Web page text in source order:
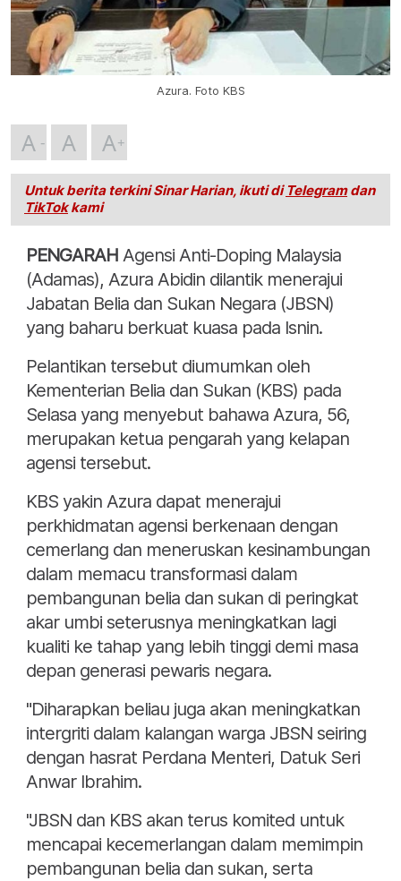
Azura. Foto KBS
A A A
Untuk berita terkini Sinar Harian, ikuti di Telegramdan
TikTokkami
PENGARAH Agensi Anti-Doping Malaysia
(Adamas), Azura Abidin dilantik menerajui
Jabatan Belia dan Sukan Negara (JBSN)
yang baharu berkuat kuasa pada Isnin.
Pelantikan tersebut diumumkan oleh
Kementerian Belia dan Sukan (KBS) pada
Selasa yang menyebut bahawa Azura, 56,
merupakan ketua pengarah yang kelapan
agensi tersebut.
KBS yakin Azura dapat menerajui
perkhidmatan agensi berkenaan dengan
cemerlang dan meneruskan kesinambungan
dalam memacu transformasi dalam
pembangunan belia dan sukan di peringkat
akar umbi seterusnya meningkatkan lagi
kualiti ke tahap yang lebih tinggi demi masa
depan generasi pewaris negara.
"Diharapkan beliau juga akan meningkatkan
intergriti dalam kalangan warga JBSN seiring
dengan hasrat Perdana Menteri, Datuk Seri
Anwar Ibrahim.
"JBSN dan KBS akan terus komited untuk
mencapai kecemerlangan dalam memimpin
pembangunan belia dan sukan, serta